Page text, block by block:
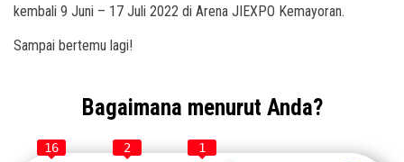
kembali 9 Juni – 17 Juli 2022 di Arena JIEXPO Kemayoran.
Sampai bertemu lagi!
Bagaimana menurut Anda?
16 2 1